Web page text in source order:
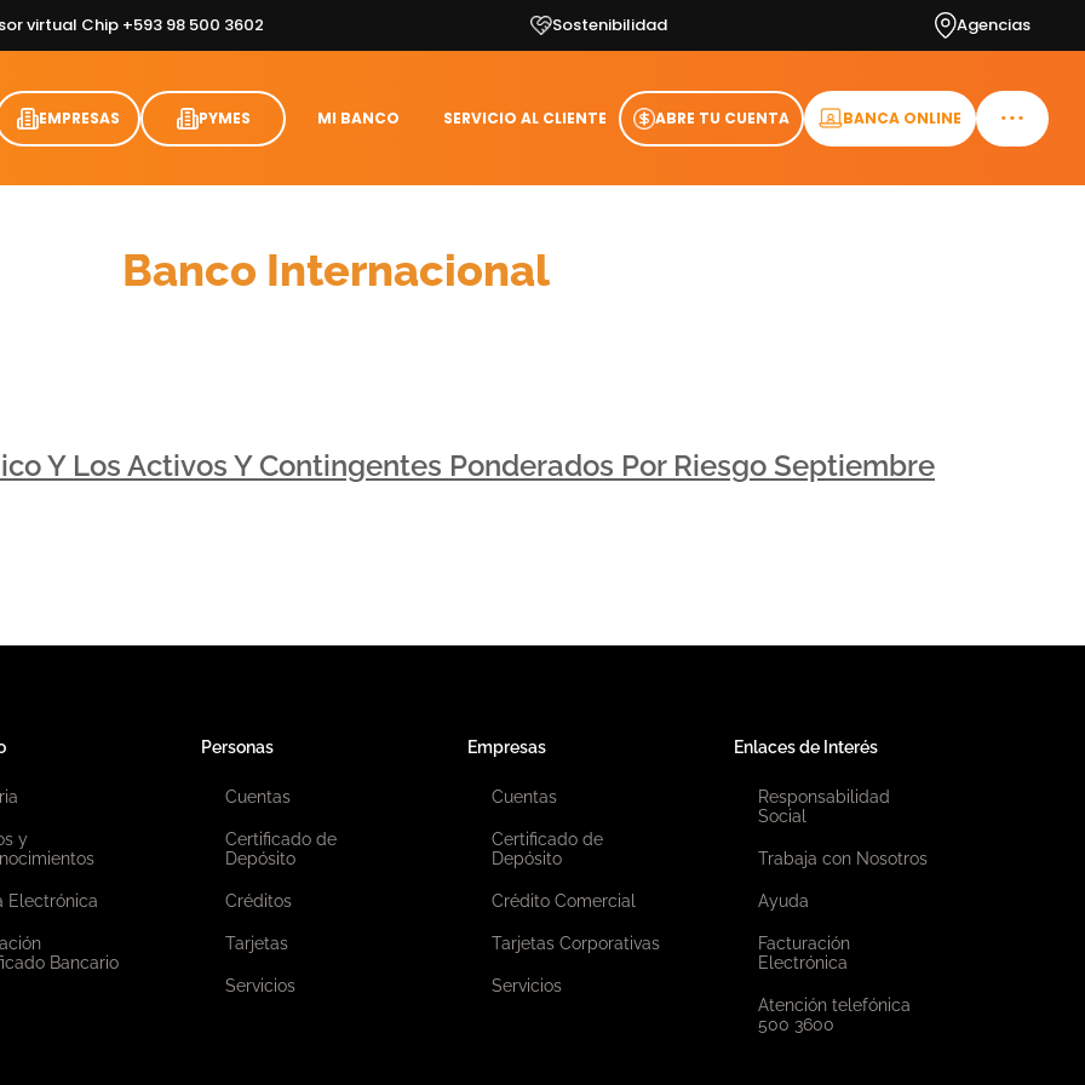
virtual Chip +593 98 500 3602 Sostenibilidad Agencias
EMPRESAS PYMES MI BANCO SERVICIO AL CLIENTE ABRE TU CUENTA BANCA ONLINE
Banco Internacional
Y Los Activos Y Contingentes Ponderados Por Riesgo Septiembre
y
Electrónica
Bancario
Personas
Cuentas
Certificado de
Depósito
Créditos
Tarjetas
Servicios
Empresas
Cuentas
Certificado de
Depósito
Crédito Comercial
Tarjetas Corporativas
Servicios
Enlaces de Interés
Responsabilidad
Social
Trabaja con Nosotros
Ayuda
Facturación
Electrónica
Atención telefónica
500 3600